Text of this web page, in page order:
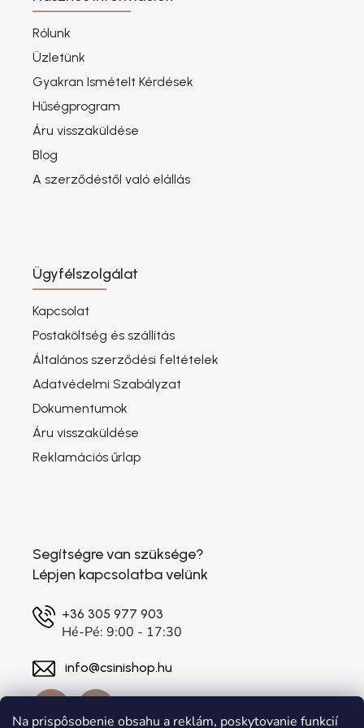
Na prispôsobenie obsahu a reklám, poskytovanie funkcií
Rólunk
Üzletünk
Gyakran Ismételt Kérdések
Hűségprogram
Áru visszaküldése
Blog
A szerződéstől való elállás
Ügyfélszolgálat
Kapcsolat
Postaköltség és szállítás
Általános szerződési feltételek
Adatvédelmi Szabályzat
Dokumentumok
Áru visszaküldése
Reklamációs űrlap
Segítségre van szüksége?
Lépjen kapcsolatba velünk
+36 305 977 903
Hé-Pé: 9:00 - 17:30
info@csinishop.hu